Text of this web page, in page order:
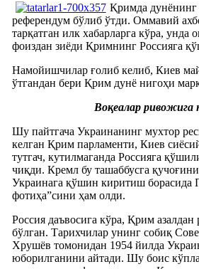
Қримда дунёнинг
референдум бўлиб ўтди. Оммавий
тарқатган илк хабарларга кўра, унда
фоиздан зиёди Қримнинг Россияга
Намойишчилар ғолиб келиб, Киев
ўтгандан бери Қрим дунё нигоҳи
Воқеалар ривожига
Шу пайтгача Украинанинг мухтор
келган Қрим парламенти, Киев
тутгач, кутилмаганда Россияга
чиқди. Кремл бу ташаббусга
Украинага қўшин киритиш борасида
фотиҳа”сини ҳам олди.
Россия даъвосига кўра, Қрим азалдан
бўлган. Тарихчилар унинг собиқ
Хрушёв томонидан 1954 йилда
юборилганини айтади. Шу боис